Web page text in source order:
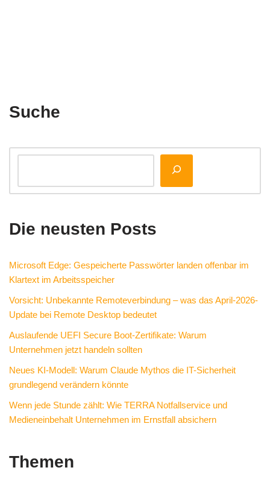
Suche
Die neusten Posts
Microsoft Edge: Gespeicherte Passwörter landen offenbar im
Klartext im Arbeitsspeicher
Vorsicht: Unbekannte Remoteverbindung – was das April-2026-
Update bei Remote Desktop bedeutet
Auslaufende UEFI Secure Boot-Zertifikate: Warum
Unternehmen jetzt handeln sollten
Neues KI-Modell: Warum Claude Mythos die IT-Sicherheit
grundlegend verändern könnte
Wenn jede Stunde zählt: Wie TERRA Notfallservice und
Medieneinbehalt Unternehmen im Ernstfall absichern
Themen